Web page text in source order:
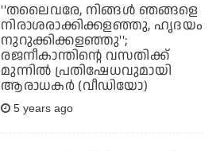
''തലൈവരേ, നിങ്ങള്‍ ഞങ്ങളെ
നിരാശരാക്കിക്കളഞ്ഞു, ഹൃദയം
നുറുക്കിക്കളഞ്ഞു'';
രജനീകാന്തിന്റെ വസതിക്ക്
മുന്നില്‍ പ്രതിഷേധവുമായി
ആരാധകര്‍ (വീഡിയോ)
5 years ago